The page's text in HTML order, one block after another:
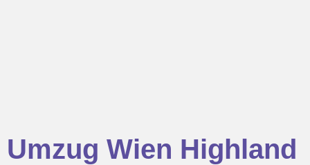
Umzug Wien Highland